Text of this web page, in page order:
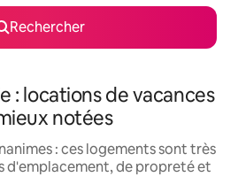
Rechercher
: locations de vacances
notées
: ces logements sont très
d'emplacement, de propreté et